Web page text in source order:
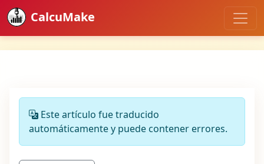
CalcuMake
Este artículo fue traducido
automáticamente y puede contener errores.